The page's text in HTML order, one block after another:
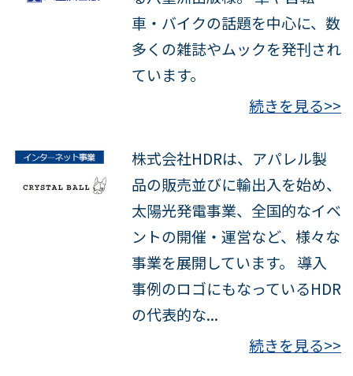
車・バイクの話題を中心に、数
多くの雑誌やムックを発刊され
ています。
続きを見る>>
株式会社HDRは、アパレル製
品の販売並びに輸出入を始め、
太陽光発電事業、全国的なイベ
ントの開催・運営など、様々な
事業を展開しています。 導入
事例のロゴにもなっているHDR
の代表的な...
続きを見る>>